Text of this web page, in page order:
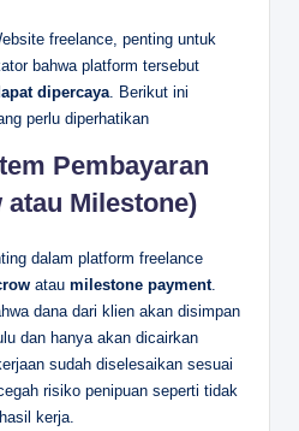
freelance, penting untuk
bahwa platform tersebut
dipercaya. Berikut ini
perlu diperhatikan
Pembayaran
Milestone)
dalam platform freelance
atau milestone payment.
dana dari klien akan disimpan
dan hanya akan dicairkan
sudah diselesaikan sesuai
risiko penipuan seperti tidak
kerja.